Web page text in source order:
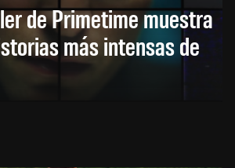
de Primetime muestra
más intensas de